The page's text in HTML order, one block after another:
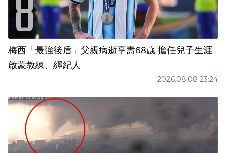
梅西「最強後盾」父親病逝享壽68歲 擔任兒子生涯
啟蒙教練、經紀人
2026.08.08 23:24